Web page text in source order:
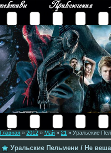
Главная » 2012 » Май » 21 » Уральские
Уральские Пельмени / Не